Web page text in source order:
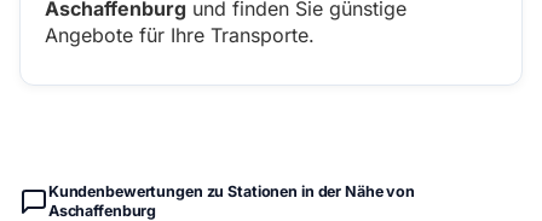
Aschaffenburg und finden Sie günstige
Angebote für Ihre Transporte.
Kundenbewertungen zu Stationen in der Nähe von
Aschaffenburg